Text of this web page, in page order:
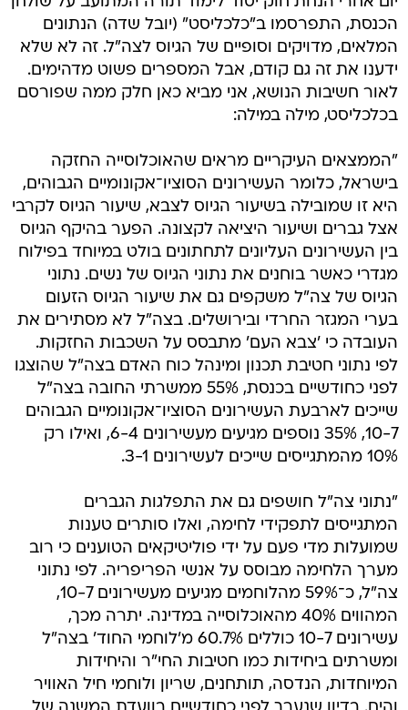
הכנסת, התפרסמו ב"כלכליסט" (יובל שדה) הנתונים
המלאים, מדויקים וסופיים של הגיוס לצה"ל. זה לא שלא
ידענו את זה גם קודם, אבל המספרים פשוט מדהימים.
לאור חשיבות הנושא, אני מביא כאן חלק ממה שפורסם
בכלכליסט, מילה במילה:
"הממצאים העיקריים מראים שהאוכלוסייה החזקה
בישראל, כלומר העשירונים הסוציו־אקונומיים הגבוהים,
היא זו שמובילה בשיעור הגיוס לצבא, שיעור הגיוס לקרבי
אצל גברים ושיעור היציאה לקצונה. הפער בהיקף הגיוס
בין העשירונים העליונים לתחתונים בולט במיוחד בפילוח
מגדרי כאשר בוחנים את נתוני הגיוס של נשים. נתוני
הגיוס של צה"ל משקפים גם את שיעור הגיוס הזעום
בערי המגזר החרדי ובירושלים. בצה"ל לא מסתירים את
העובדה כי 'צבא העם' מתבסס על השכבות החזקות.
לפי נתוני חטיבת תכנון ומינהל כוח האדם בצה"ל שהוצגו
לפני כחודשיים בכנסת, 55% ממשרתי החובה בצה"ל
שייכים לארבעת העשירונים הסוציו־אקונומיים הגבוהים
10-7, 35% נוספים מגיעים מעשירונים 6-4, ואילו רק
10% מהמתגייסים שייכים לעשירונים 3-1.
"נתוני צה"ל חושפים גם את התפלגות הגברים
המתגייסים לתפקידי לחימה, ואלו סותרים טענות
שמועלות מדי פעם על ידי פוליטיקאים הטוענים כי רוב
מערך הלחימה מבוסס על אנשי הפריפריה. לפי נתוני
צה"ל, כ־59% מהלוחמים מגיעים מעשירונים 10-7,
המהווים 40% מהאוכלוסייה במדינה. יתרה מכך,
עשירונים 10-7 כוללים 60.7% מ'לוחמי החוד' בצה"ל
ומשרתים ביחידות כמו חטיבות החי"ר והיחידות
המיוחדות, הנדסה, תותחנים, שריון ולוחמי חיל האוויר